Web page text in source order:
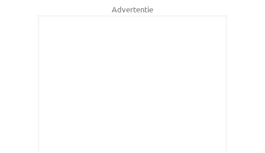
Advertentie